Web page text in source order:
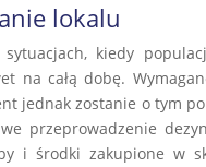
lokalu
sytuacjach, kiedy
na całą dobę.
jednak zostanie o tym
przeprowadzenie
i środki zakupione w